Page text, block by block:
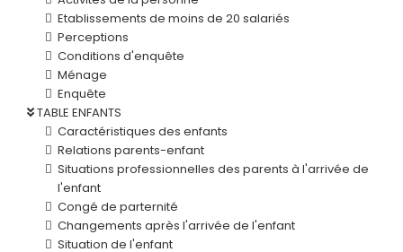
Etablissements de moins de 20 salariés
Perceptions
Conditions d'enquête
Ménage
Enquête
TABLE ENFANTS
Caractéristiques des enfants
Relations parents-enfant
Situations professionnelles des parents à l'arrivée de
l'enfant
Congé de parternité
Changements après l'arrivée de l'enfant
Situation de l'enfant